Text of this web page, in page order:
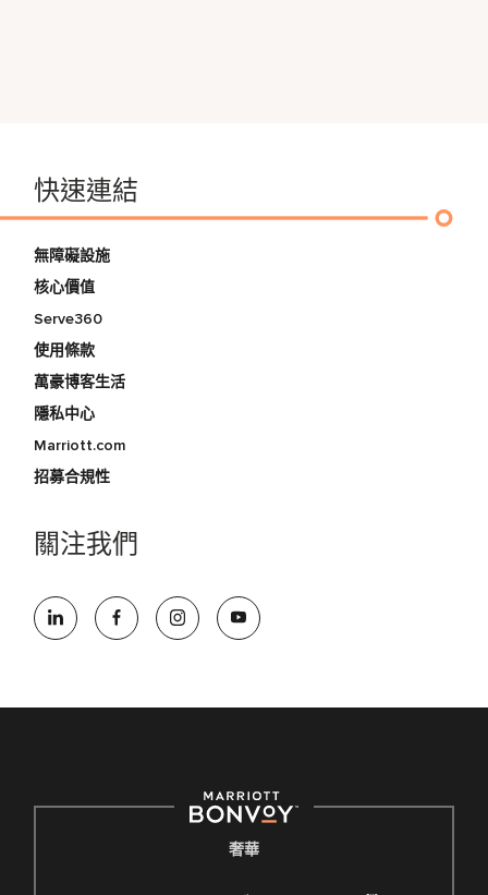
快速連結
無障礙設施
核心價值
Serve360
使用條款
萬豪博客生活
隱私中心
Marriott.com
招募合規性
關注我們
奢華